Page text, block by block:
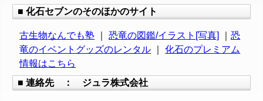
■ 化石セブンのそのほかのサイト
古生物なんでも塾 ｜恐竜の図鑑/イラスト[写真] ｜恐
竜のイベントグッズのレンタル ｜化石のプレミアム
情報はこちら
■ 連絡先 ： ジュラ株式会社